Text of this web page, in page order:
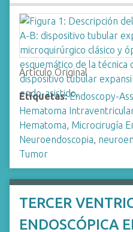
Artículo Original
Etiquetas: Endoscopy-
Hematoma
Hematoma, Microcirugía
Neuroendoscopia,
Tumor
TERCER
ENDOSCÓPICA